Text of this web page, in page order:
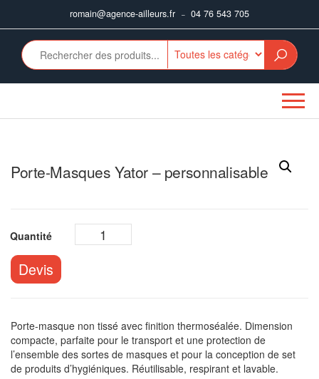
romain@agence-ailleurs.fr – 04 76 543 705
Porte-Masques Yator – personnalisable
Devis
Porte-masque non tissé avec finition thermoséalée. Dimension
compacte, parfaite pour le transport et une protection de
l’ensemble des sortes de masques et pour la conception de set
de produits d’hygiéniques. Réutilisable, respirant et lavable.